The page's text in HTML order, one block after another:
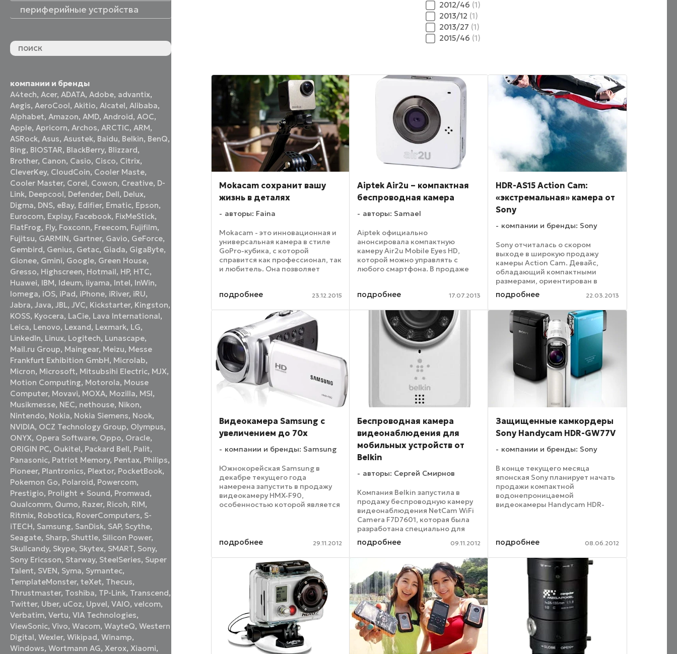
периферийные устройства
компании и бренды
A4tech,Acer,ADATA,Adobe, advantix,
Aegis,AeroCool,Akitio,Alcatel,Alibaba,
Alphabet,Amazon,AMD,Android,AOC,
Apple,Apricorn,Archos,ARCTIC,ARM,
ASRock,Asus,Asustek, Baidu, Belkin, BenQ,
Bing, BIOSTAR, BlackBerry, Blizzard,
Brother, Canon, Casio, Cisco, Citrix,
CleverKey, CloudCoin, Cooler Maste,
Cooler Master, Corel, Cowon, Creative, D-
Link, Deepcool, Defender, Dell, Delux,
Digma, DNS, eBay, Edifier, Ematic, Epson,
Eurocom, Explay, Facebook, FixMeStick,
FlatFrog, Fly, Foxconn, Freecom, Fujifilm,
Fujitsu, GARMIN, Gartner, Gavio, GeForce,
Gembird, Genius, Getac, Giada, GigaByte,
Gionee, Gmini, Google, Green House,
Gresso, Highscreen, Hotmail, HP, HTC,
Huawei, IBM, Ideum, iiyama, Intel, InWin,
Iomega, iOS, iPad, iPhone, iRiver, iRU,
Jabra,Java,JBL,JVC, Kickstarter, Kingston,
KOSS, Kyocera, LaCie, Lava International,
Leica, Lenovo, Lexand, Lexmark, LG,
LinkedIn, Linux, Logitech, Lunascape,
Mail.ru Group, Maingear, Meizu, Messe
Frankfurt Exhibition GmbH, Microlab,
Micron, Microsoft, Mitsubsihi Electric, MJX,
Motion Computing, Motorola, Mouse
Computer, Movavi, MOXA, Mozilla, MSI,
Musikmesse, NEC, nethouse, Nikon,
Nintendo, Nokia, Nokia Siemens, Nook,
NVIDIA, OCZ Technology Group, Olympus,
ONYX, Opera Software, Oppo, Oracle,
ORIGIN PC, Oukitel, Packard Bell, Palit,
Panasonic, Patriot Memory, Pentax, Philips,
Pioneer, Plantronics, Plextor, PocketBook,
Pokemon Go, Polaroid, Powercom,
Prestigio, Prolight + Sound, Promwad,
Qualcomm, Qumo, Razer, Ricoh, RIM,
Ritmix, Robotica, RoverComputers, S-
iTECH, Samsung, SanDisk, SAP, Scythe,
Seagate, Sharp, Shuttle, Silicon Power,
Skullcandy, Skype, Skytex, SMART, Sony,
Sony Ericsson, Starway, SteelSeries, Super
Talent, SVEN, Syma, Symantec,
TemplateMonster,teXet, Thecus,
Thrustmaster, Toshiba, TP-Link, Transcend,
Twitter, Uber, uCoz, Upvel,VAIO,velcom,
Verbatim,Vertu,VIA Technologies,
ViewSonic,Vivo,Wacom,WayteQ,Western
Digital,Wexler,Wikipad,Winamp,
Windows,Wortmann AG,Xerox,Xiaomi,
2012/46 1
2013/12 1
2013/27 1
2015/46 1
Mokacam сохранит вашу
жизнь в деталях
авторы: Faina
Mokacam - это инновационная и
универсальная камера в стиле
GoPro-кубика, с которой
справится как профессионал, так
и любитель. Она позволяет
не на установке и сложных
подробнее 23.12.2015
Aiptek Air2u – компактная
беспроводная камера
авторы: Samael
Aiptek официально
анонсировала компактную
камеру Air2u Mobile Eyes HD,
которой можно управлять с
любого смартфона. В продаже
устройствами на iOS и Android, и
недорогой ...
подробнее 17.07.2013
HDR-AS15 Action Cam:
«экстремальная» камера от
Sony
компании и бренды: Sony
Sony отчиталась о скором
выходе в широкую продажу
камеры Action Cam. Девайс,
обладающий компактными
размерами, ориентирован в
первую очередь на любителей
экстремального спорта. Такую
камеру запросто можно
закрепить на голове, например,
на шлеме, и ...
подробнее 22.03.2013
Видеокамера Samsung с
увеличением до 70х
компании и бренды: Samsung
Южнокорейская Samsung в
декабре текущего года
намерена запустить в продажу
видеокамеру HMX-F90,
особенностью которой является
дюймовая 5-мегапиксельная
подробнее 29.11.2012
Беспроводная камера
видеонаблюдения для
мобильных устройств от
Belkin
авторы: Сергей Смирнов
Компания Belkin запустила в
продажу беспроводную камеру
видеонаблюдения NetCam WiFi
Camera F7D7601, которая была
разработана специально для
работы в паре со смартфонами и
планшетными компьютерами.
Устройство наделено
инфракрасным датчиком,
благодаря ...
подробнее 09.11.2012
Защищенные камкордеры
Sony Handycam HDR-GW77V
компании и бренды: Sony
В конце текущего месяца
японская Sony планирует начать
продажи компактной
водонепроницаемой
видеокамеры Handycam HDR-
пикселей). Устройство будет
подробнее 08.06.2012